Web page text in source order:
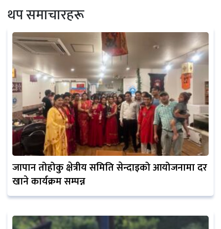
थप समाचारहरू
जापान तोहोकु क्षेत्रीय समिति सेन्दाइको आयोजनामा दर
खाने कार्यक्रम सम्पन्न